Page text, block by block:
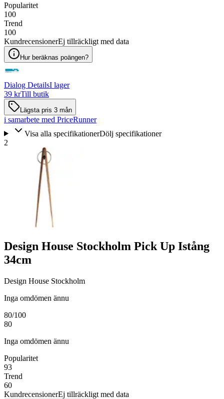
Popularitet
100
Trend
100
KundrecensionerEj tillräckligt med data
Hur beräknas poängen?
Dialog DetailsI lager
39 krTill butik
Lägsta pris 3 mån
i samarbete med PriceRunner
Visa alla specifikationerDölj specifikationer
2
Design House Stockholm Pick Up Istång
34cm
Design House Stockholm
Inga omdömen ännu
80/100
80
Inga omdömen ännu
Popularitet
93
Trend
60
KundrecensionerEj tillräckligt med data